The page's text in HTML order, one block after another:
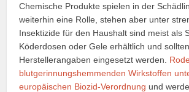
Chemische Produkte spielen in der
weiterhin eine Rolle, stehen aber unter
Insektizide für den Haushalt sind meist als
Köderdosen oder Gele erhältlich und
Herstellerangaben eingesetzt werden.
blutgerinnungshemmenden Wirkstoffen
europäischen Biozid-Verordnung und